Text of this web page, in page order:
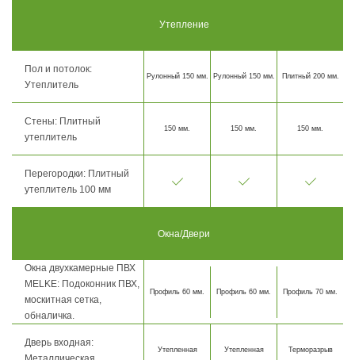
Утепление
Пол и потолок:
Утеплитель
Рулонный 150 мм. Рулонный 150 мм. Плитный 200 мм.
Стены: Плитный
утеплитель
150 мм. 150 мм. 150 мм.
Перегородки: Плитный
утеплитель 100 мм
Окна/Двери
Окна двухкамерные ПВХ
MELKE: Подоконник ПВХ,
москитная сетка,
обналичка.
Профиль 60 мм. Профиль 60 мм. Профиль 70 мм.
Дверь входная:
Утепленная Утепленная Терморазрыв